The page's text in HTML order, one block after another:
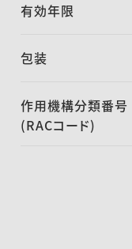
有効年限
包装
作用機構分類番号
(RACコード)